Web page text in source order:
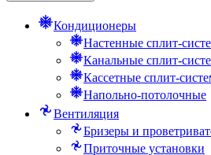
Кондиционеры
Настенные сплит-
Канальные сплит-
Кассетные сплит-
Напольно-потолочные
Вентиляция
Бризеры и
Приточные установки